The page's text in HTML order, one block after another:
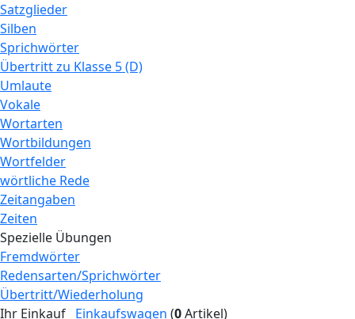
Satzglieder
Silben
Sprichwörter
Übertritt zu Klasse 5 (D)
Umlaute
Vokale
Wortarten
Wortbildungen
Wortfelder
wörtliche Rede
Zeitangaben
Zeiten
Spezielle Übungen
Fremdwörter
Redensarten/Sprichwörter
Übertritt/Wiederholung
Ihr Einkauf Einkaufswagen (0Artikel)